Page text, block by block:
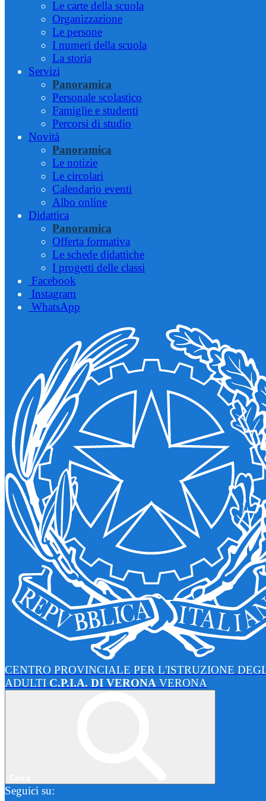
Le carte della scuola
Organizzazione
Le persone
I numeri della scuola
La storia
Servizi
Panoramica
Personale scolastico
Famiglie e studenti
Percorsi di studio
Novità
Panoramica
Le notizie
Le circolari
Calendario eventi
Albo online
Didattica
Panoramica
Offerta formativa
Le schede didattiche
I progetti delle classi
Facebook
Instagram
WhatsApp
CENTRO PROVINCIALE PER L'ISTRUZIONE
ADULTI C.P.I.A. DI VERONA VERONA
Seguici su: